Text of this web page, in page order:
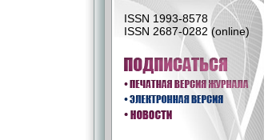
ISSN 1993-8578
ISSN 2687-0282 (online)